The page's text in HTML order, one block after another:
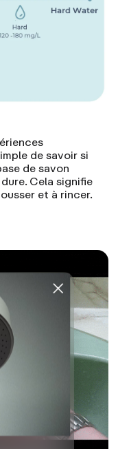
de savoir si
de savon
Cela signifie
et à rincer.